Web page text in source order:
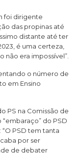
foi dirigente
das propinas até
distante até ter
é uma certeza,
não era impossível”.
o número de
em Ensino
PS na Comissão de
do PSD
PSD tem tanta
por ser
de debater